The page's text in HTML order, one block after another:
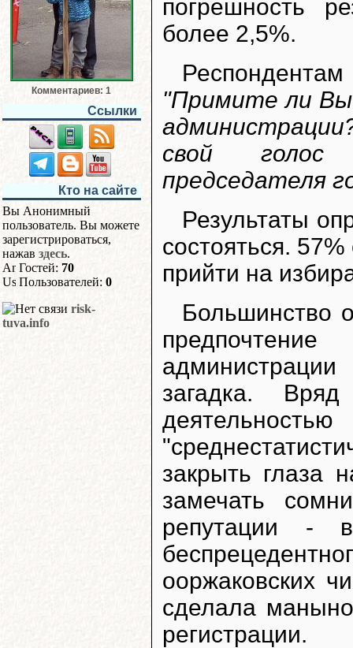
Комментариев: 1
Ссылки
Кто на сайте
Вы Анонимный
пользователь. Вы можете
зарегистрироваться,
нажав здесь.
Гостей: 70
Пользователей: 0
risk-
tuva.info
погрешность
более 2,5%.
"Примите ли Вы
свой голос
председателя
Результаты
состояться.
прийти на
Большинство
загадка.
закрыть глаза
замечать
репутации -
ооржаковских
сделала
регистрации.